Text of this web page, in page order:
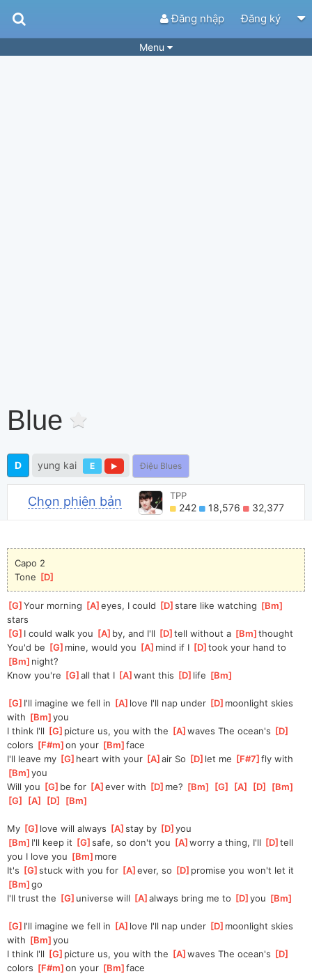
Đăng nhập Đăng ký
Menu
Blue
D yung kai E Điệu Blues
Chọn phiên bản TPP
242 18,576 32,377
Capo 2
Tone [D
[G ]
Your morning [A ]
eyes, I could [D ]
stare like watching [Bm
stars
[G ]I could walk you [A ]by, and I'll [D ]tell without a [Bm ]thought
You'd be [G ]mine, would you [A ]mind if I [D ]took your hand to
Bm ]night?
Know you're [G ]
all that I [A ]
want this [D ]life [Bm
[G ]I'll imagine we fell in [A ]love I'll nap under [D ]moonlight skies
with [Bm ]
you
I think I'll [G ]picture us, you with the [A ]
waves The ocean's [D
colors [F#m ]
on your [Bm ]
face
I'll leave my [G ]heart with your [A ]
air So [D ]let me [F#7 ]
fly with
Bm ]
you
Will you [G ]be for [A ]
ever with [D ]me? [Bm [G [A [D [Bm
G
[A [D [Bm
My [G ]love will always [A ]
stay by [D ]
you
[Bm ]I'll keep it [G ]
safe, so don't you [A ]
worry a thing, I'll [D ]tell
you I love you [Bm ]more
It's [G ]
stuck with you for [A ]
ever, so [D ]promise you won't let it
Bm ]
go
I'll trust the [G ]universe will [A ]
always bring me to [D ]
you [Bm
[G ]I'll imagine we fell in [A ]love I'll nap under [D ]moonlight skies
with [Bm ]
you
I think I'll [G ]picture us, you with the [A ]
waves The ocean's [D
colors [F#m ]
on your [Bm ]
face